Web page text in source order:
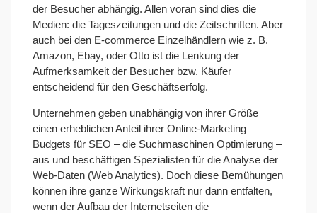
der Besucher abhängig. Allen voran sind dies die
Medien: die Tageszeitungen und die Zeitschriften. Aber
auch bei den E-commerce Einzelhändlern wie z. B.
Amazon, Ebay, oder Otto ist die Lenkung der
Aufmerksamkeit der Besucher bzw. Käufer
entscheidend für den Geschäftserfolg.
Unternehmen geben unabhängig von ihrer Größe
einen erheblichen Anteil ihrer Online-Marketing
Budgets für SEO – die Suchmaschinen Optimierung –
aus und beschäftigen Spezialisten für die Analyse der
Web-Daten (Web Analytics). Doch diese Bemühungen
können ihre ganze Wirkungskraft nur dann entfalten,
wenn der Aufbau der Internetseiten die